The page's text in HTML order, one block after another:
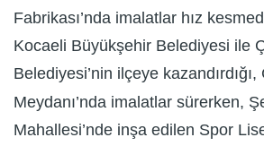
Fabrikası’nda imalatlar hız
Kocaeli Büyükşehir Belediyesi ile
Belediyesi’nin ilçeye
Meydanı’nda imalatlar sürerken,
Mahallesi’nde inşa edilen Spor